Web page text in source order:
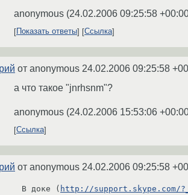
anonymous (24.02.2006 09:25:58
Показать ответы Ссылка
от anonymous 24.02.2006 09:25:58
а что такое "jnrhsnm"?
anonymous (24.02.2006 15:53:06
Ссылка
от anonymous 24.02.2006 09:25:58
В доке ( http://support.skype.com/